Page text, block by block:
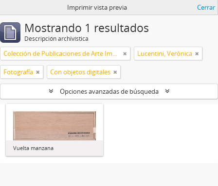
Imprimir vista previa Cerrar
Mostrando 1 resultados
Descripción archivística
Colección de Publicaciones de Arte Impreso Lucentini, Verónica
Fotografía Con objetos digitales
Opciones avanzadas de búsqueda
Vuelta manzana